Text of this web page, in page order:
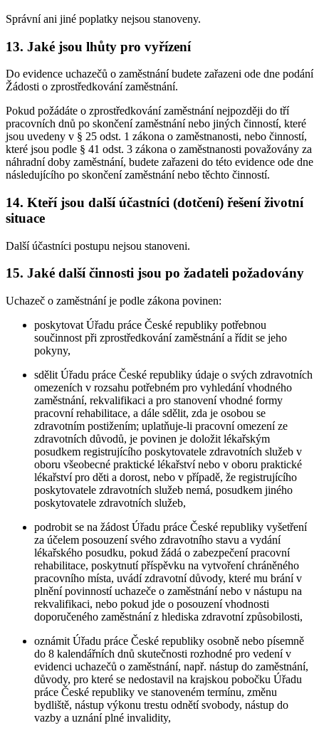
Správní ani jiné poplatky nejsou stanoveny.
13. Jaké jsou lhůty pro vyřízení
Do evidence uchazečů o zaměstnání budete zařazeni ode dne podání
Žádosti o zprostředkování zaměstnání.
Pokud požádáte o zprostředkování zaměstnání nejpozději do tří
pracovních dnů po skončení zaměstnání nebo jiných činností, které
jsou uvedeny v § 25 odst. 1 zákona o zaměstnanosti, nebo činností,
které jsou podle § 41 odst. 3 zákona o zaměstnanosti považovány za
náhradní doby zaměstnání, budete zařazeni do této evidence ode dne
následujícího po skončení zaměstnání nebo těchto činností.
14. Kteří jsou další účastníci (dotčení) řešení životní
situace
Další účastníci postupu nejsou stanoveni.
15. Jaké další činnosti jsou po žadateli požadovány
Uchazeč o zaměstnání je podle zákona povinen:
poskytovat Úřadu práce České republiky potřebnou
součinnost při zprostředkování zaměstnání a řídit se jeho
pokyny,
sdělit Úřadu práce České republiky údaje o svých zdravotních
omezeních v rozsahu potřebném pro vyhledání vhodného
zaměstnání, rekvalifikaci a pro stanovení vhodné formy
pracovní rehabilitace, a dále sdělit, zda je osobou se
zdravotním postižením; uplatňuje-li pracovní omezení ze
zdravotních důvodů, je povinen je doložit lékařským
posudkem registrujícího poskytovatele zdravotních služeb v
oboru všeobecné praktické lékařství nebo v oboru praktické
lékařství pro děti a dorost, nebo v případě, že registrujícího
poskytovatele zdravotních služeb nemá, posudkem jiného
poskytovatele zdravotních služeb,
podrobit se na žádost Úřadu práce České republiky vyšetření
za účelem posouzení svého zdravotního stavu a vydání
lékařského posudku, pokud žádá o zabezpečení pracovní
rehabilitace, poskytnutí příspěvku na vytvoření chráněného
pracovního místa, uvádí zdravotní důvody, které mu brání v
plnění povinností uchazeče o zaměstnání nebo v nástupu na
rekvalifikaci, nebo pokud jde o posouzení vhodnosti
doporučeného zaměstnání z hlediska zdravotní způsobilosti,
oznámit Úřadu práce České republiky osobně nebo písemně
do 8 kalendářních dnů skutečnosti rozhodné pro vedení v
evidenci uchazečů o zaměstnání, např. nástup do zaměstnání,
důvody, pro které se nedostavil na krajskou pobočku Úřadu
práce České republiky ve stanoveném termínu, změnu
bydliště, nástup výkonu trestu odnětí svobody, nástup do
vazby a uznání plné invalidity,